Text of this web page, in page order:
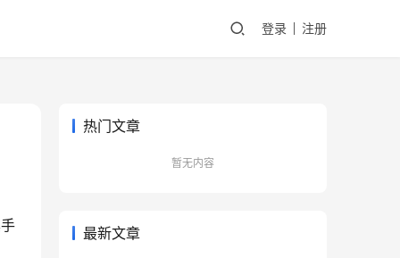
登录 注册
热门文章
暂无内容
最新文章